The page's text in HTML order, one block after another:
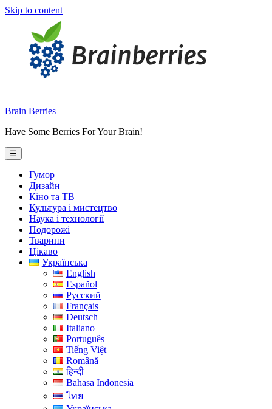
Skip to content
Brain Berries
Have Some Berries For Your Brain!
☰
Гумор
Дизайн
Кіно та ТВ
Культура і мистецтво
Наука і технології
Подорожі
Тварини
Цікаво
Українська
English
Español
Русский
Français
Deutsch
Italiano
Português
Tiếng Việt
Română
हिन्दी
Bahasa Indonesia
ไทย